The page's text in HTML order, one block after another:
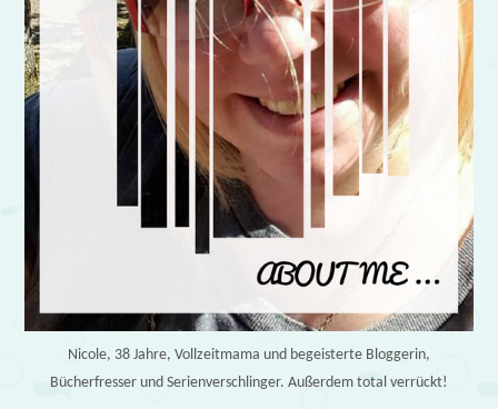
Nicole, 38 Jahre, Vollzeitmama und begeisterte Bloggerin,
Bücherfresser und Serienverschlinger. Außerdem total verrückt!